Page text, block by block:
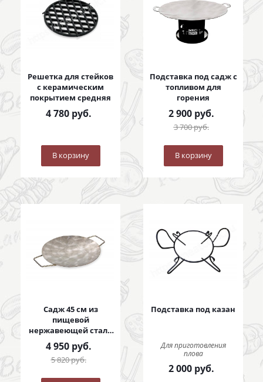
Решетка для стейков
с керамическим
покрытием средняя
4 780руб.
В корзину
Подставка под садж с
топливом для
горения
2 900руб.
3 700руб.
В корзину
Садж 45 см из
пищевой
нержавеющей стали
с коваными ручками
4 950руб.
5 820руб.
Подставка под казан
Для приготовления
плова
2 000руб.